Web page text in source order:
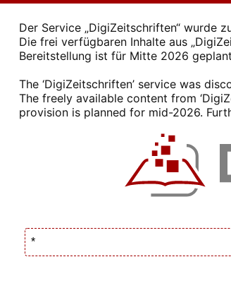
Der Service „DigiZeitschriften“ wurde
Die frei verfügbaren Inhalte aus
Bereitstellung ist für Mitte 2026
The ‘DigiZeitschriften’ service was
The freely available content from
provision is planned for mid-2026.